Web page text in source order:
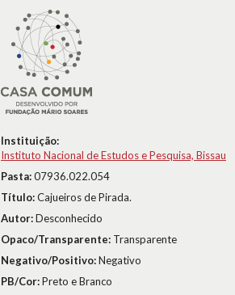
Instituição:
Instituto Nacional de Estudos e Pesquisa, Bissau
Pasta:07936.022.054
Título:Cajueiros de Pirada.
Autor:Desconhecido
Opaco/Transparente: Transparente
Negativo/Positivo:Negativo
PB/Cor:Preto e Branco